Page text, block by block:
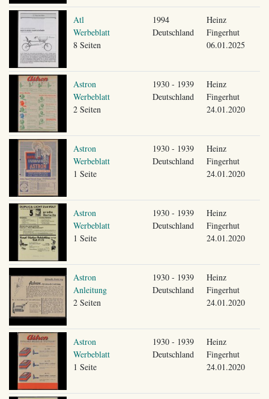
Atl
Werbeblatt
8 Seiten
1994
Deutschland
Heinz
Fingerhut
06.01.2025
Astron
Werbeblatt
2 Seiten
1930 - 1939
Deutschland
Heinz
Fingerhut
24.01.2020
Astron
Werbeblatt
1 Seite
1930 - 1939
Deutschland
Heinz
Fingerhut
24.01.2020
Astron
Werbeblatt
1 Seite
1930 - 1939
Deutschland
Heinz
Fingerhut
24.01.2020
Astron
Anleitung
2 Seiten
1930 - 1939
Deutschland
Heinz
Fingerhut
24.01.2020
Astron
Werbeblatt
1 Seite
1930 - 1939
Deutschland
Heinz
Fingerhut
24.01.2020